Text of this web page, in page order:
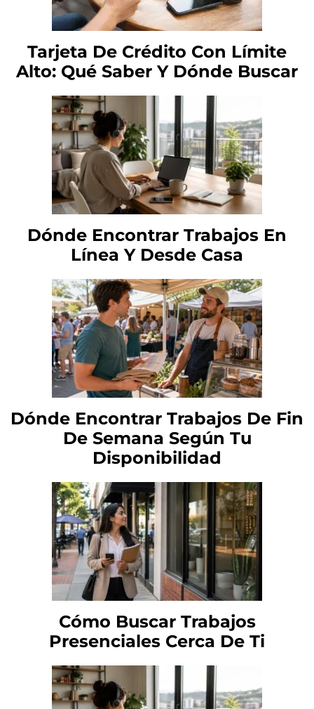
Tarjeta De Crédito Con Límite
Alto: Qué Saber Y Dónde Buscar
Dónde Encontrar Trabajos En
Línea Y Desde Casa
Dónde Encontrar Trabajos De Fin
De Semana Según Tu
Disponibilidad
Cómo Buscar Trabajos
Presenciales Cerca De Ti